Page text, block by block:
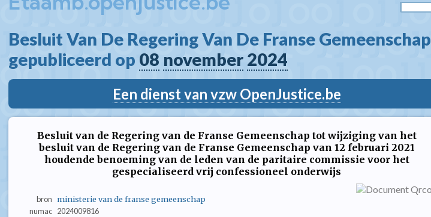
Besluit Van De Regering Van De Franse Gemeenschap
gepubliceerd op 08 november 2024
Een dienst van vzw OpenJustice.be
Besluit van de Regering van de Franse Gemeenschap tot wijziging van het
besluit van de Regering van de Franse Gemeenschap van 12 februari 2021
houdende benoeming van de leden van de paritaire commissie voor het
gespecialiseerd vrij confessioneel onderwijs
bron ministerie van de franse gemeenschap
numac 2024009816